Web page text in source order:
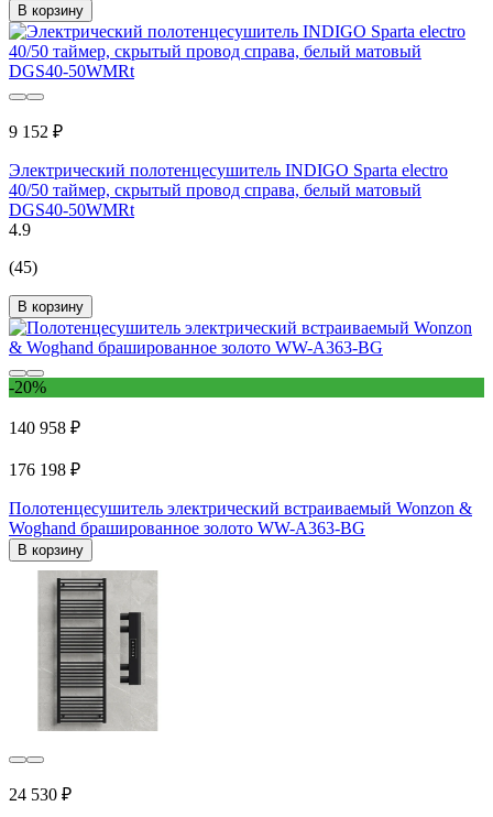
В корзину
9 152 ₽
Электрический полотенцесушитель INDIGO Sparta electro
40/50 таймер, скрытый провод справа, белый матовый
DGS40-50WMRt
4.9
(45)
В корзину
-20%
140 958 ₽
176 198 ₽
Полотенцесушитель электрический встраиваемый Wonzon &
Woghand брашированное золото WW-A363-BG
В корзину
24 530 ₽